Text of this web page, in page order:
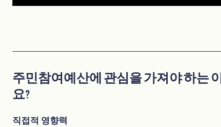
주민참여예산에 관심을 가져야 하는
요?
직접적 영향력